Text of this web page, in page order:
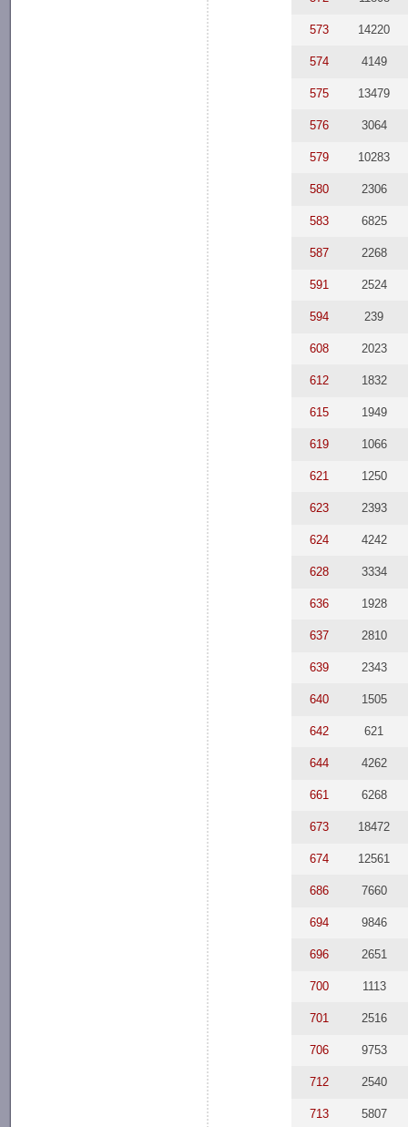
573 14220
574 4149
575 13479
576 3064
579 10283
580 2306
583 6825
587 2268
591 2524
594 239
608 2023
612 1832
615 1949
619 1066
621 1250
623 2393
624 4242
628 3334
636 1928
637 2810
639 2343
640 1505
642 621
644 4262
661 6268
673 18472
674 12561
686 7660
694 9846
696 2651
700 1113
701 2516
706 9753
712 2540
713 5807